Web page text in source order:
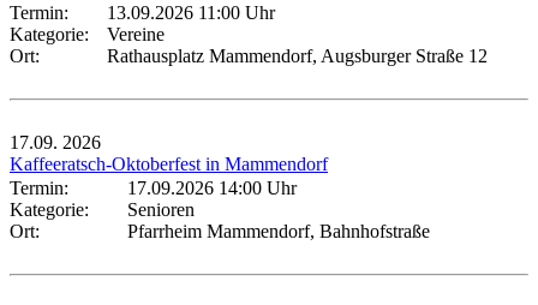
Termin:
13.09.2026 11:00 Uhr
Kategorie:
Vereine
Ort:
Rathausplatz Mammendorf, Augsburger Straße 12
17.09. 2026
Kaffeeratsch-Oktoberfest in Mammendorf
Termin:
17.09.2026 14:00 Uhr
Kategorie:
Senioren
Ort:
Pfarrheim Mammendorf, Bahnhofstraße